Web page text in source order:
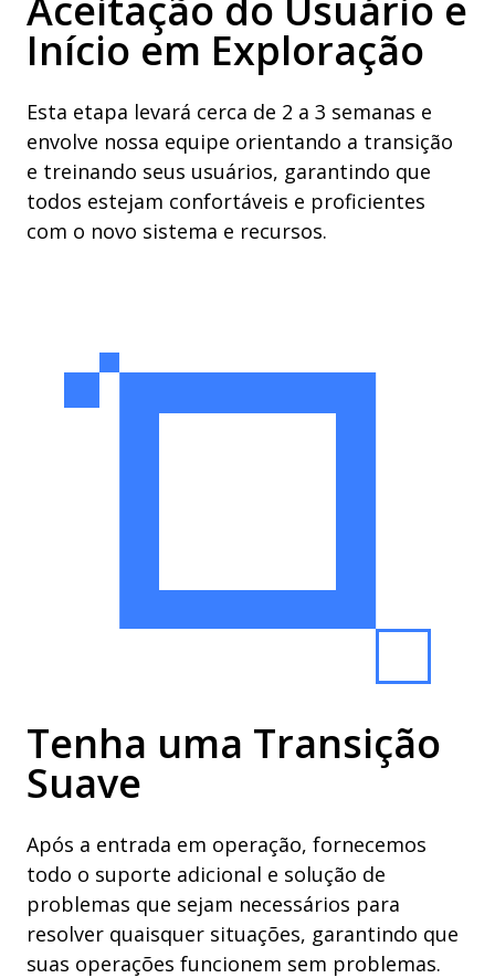
Início em Exploração
Esta etapa levará cerca de 2 a 3 semanas e
envolve nossa equipe orientando a transição
e treinando seus usuários, garantindo que
todos estejam confortáveis ​​e proficientes
com o novo sistema e recursos.
Tenha uma Transição
Suave
Após a entrada em operação, fornecemos
todo o suporte adicional e solução de
problemas que sejam necessários para
resolver quaisquer situações, garantindo que
suas operações funcionem sem problemas.